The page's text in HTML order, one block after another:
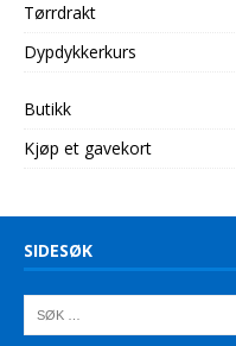
Tørrdrakt
Dypdykkerkurs
Butikk
Kjøp et gavekort
SIDESØK